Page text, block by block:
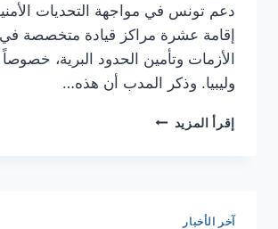
دعم تونس في مواجهة التحديات
إقامة عشرة مراكز قيادة متخصصة في
الأزمات وتأمين الحدود البرية، خصوصاً
وليبيا. وذكر المدب أن هذه…
إقرأ المزيد جدل
آخر الأخبار